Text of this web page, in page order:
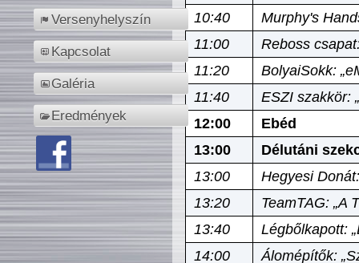
Versenyhelyszín
Kapcsolat
Galéria
Eredmények
10:40
Murphy's
11:00
Reboss
11:20
BolyaiSokk:
11:40
ESZI szakkör:
12:00
Ebéd
13:00
Délutáni
13:00
Hegyesi
13:20
TeamTAG: „A
13:40
Légbőlkapott:
14:00
Álomépítők: